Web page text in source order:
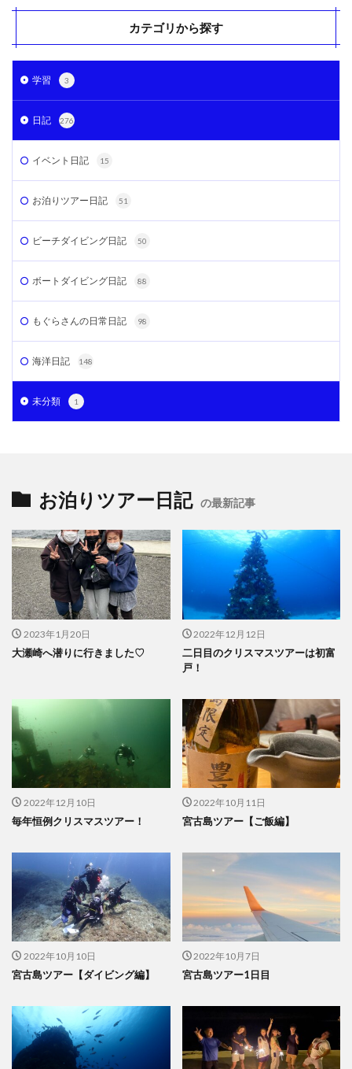
カテゴリから探す
学習 3
日記 276
イベント日記 15
お泊りツアー日記 51
ビーチダイビング日記 50
ボートダイビング日記 88
もぐらさんの日常日記 98
海洋日記 148
未分類 1
お泊りツアー日記 の最新記事
2023年1月20日
大瀬崎へ潜りに行きました♡
2022年12月12日
二日目のクリスマスツアーは初富
戸！
2022年12月10日
毎年恒例クリスマスツアー！
2022年10月11日
宮古島ツアー【ご飯編】
2022年10月10日
宮古島ツアー【ダイビング編】
2022年10月7日
宮古島ツアー1日目